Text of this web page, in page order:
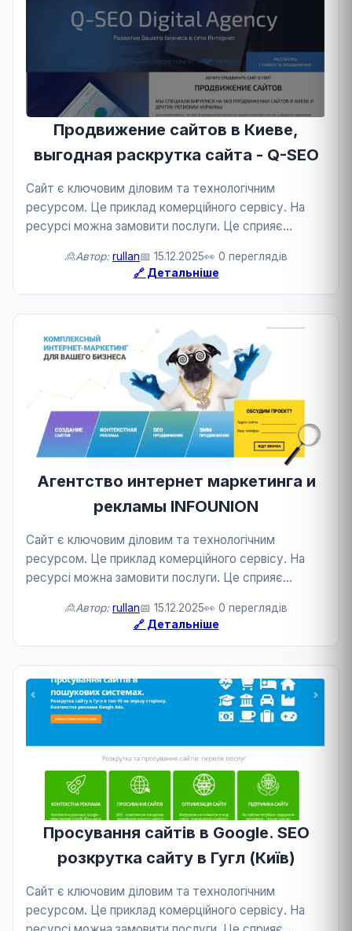
Продвижение сайтов в Киеве,
выгодная раскрутка сайта - Q-SEO
Сайт є ключовим діловим та технологічним
ресурсом. Це приклад комерційного сервісу. На
ресурсі можна замовити послуги. Це сприяє
🙎Автор: rullan📅 15.12.2025👀 0 переглядів
🔗 Детальніше
Агентство интернет маркетинга и
рекламы INFOUNION
Сайт є ключовим діловим та технологічним
ресурсом. Це приклад комерційного сервісу. На
ресурсі можна замовити послуги. Це сприяє
🙎Автор: rullan📅 15.12.2025👀 0 переглядів
🔗 Детальніше
Просування сайтів в Google. SEO
розкрутка сайту в Гугл (Київ)
Сайт є ключовим діловим та технологічним
ресурсом. Це приклад комерційного сервісу. На